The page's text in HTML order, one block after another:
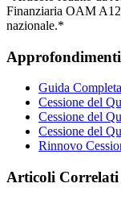
Finanziaria OAM
nazionale.*
Guida
Cessione del
Cessione del
Cessione del
Rinnovo
Articoli Correlati